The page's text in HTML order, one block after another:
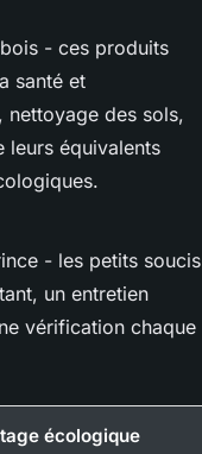
- ces produits
santé et
nettoyage des sols,
leurs équivalents
- les petits soucis
un entretien
vérification chaque
écologique